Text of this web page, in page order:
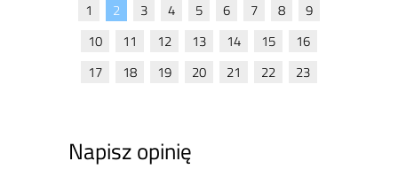
1 2 3 4 5 6 7 8
9
10
11 12 13 14 15
16
17
18 19 20 21 22 23
Napisz opinię